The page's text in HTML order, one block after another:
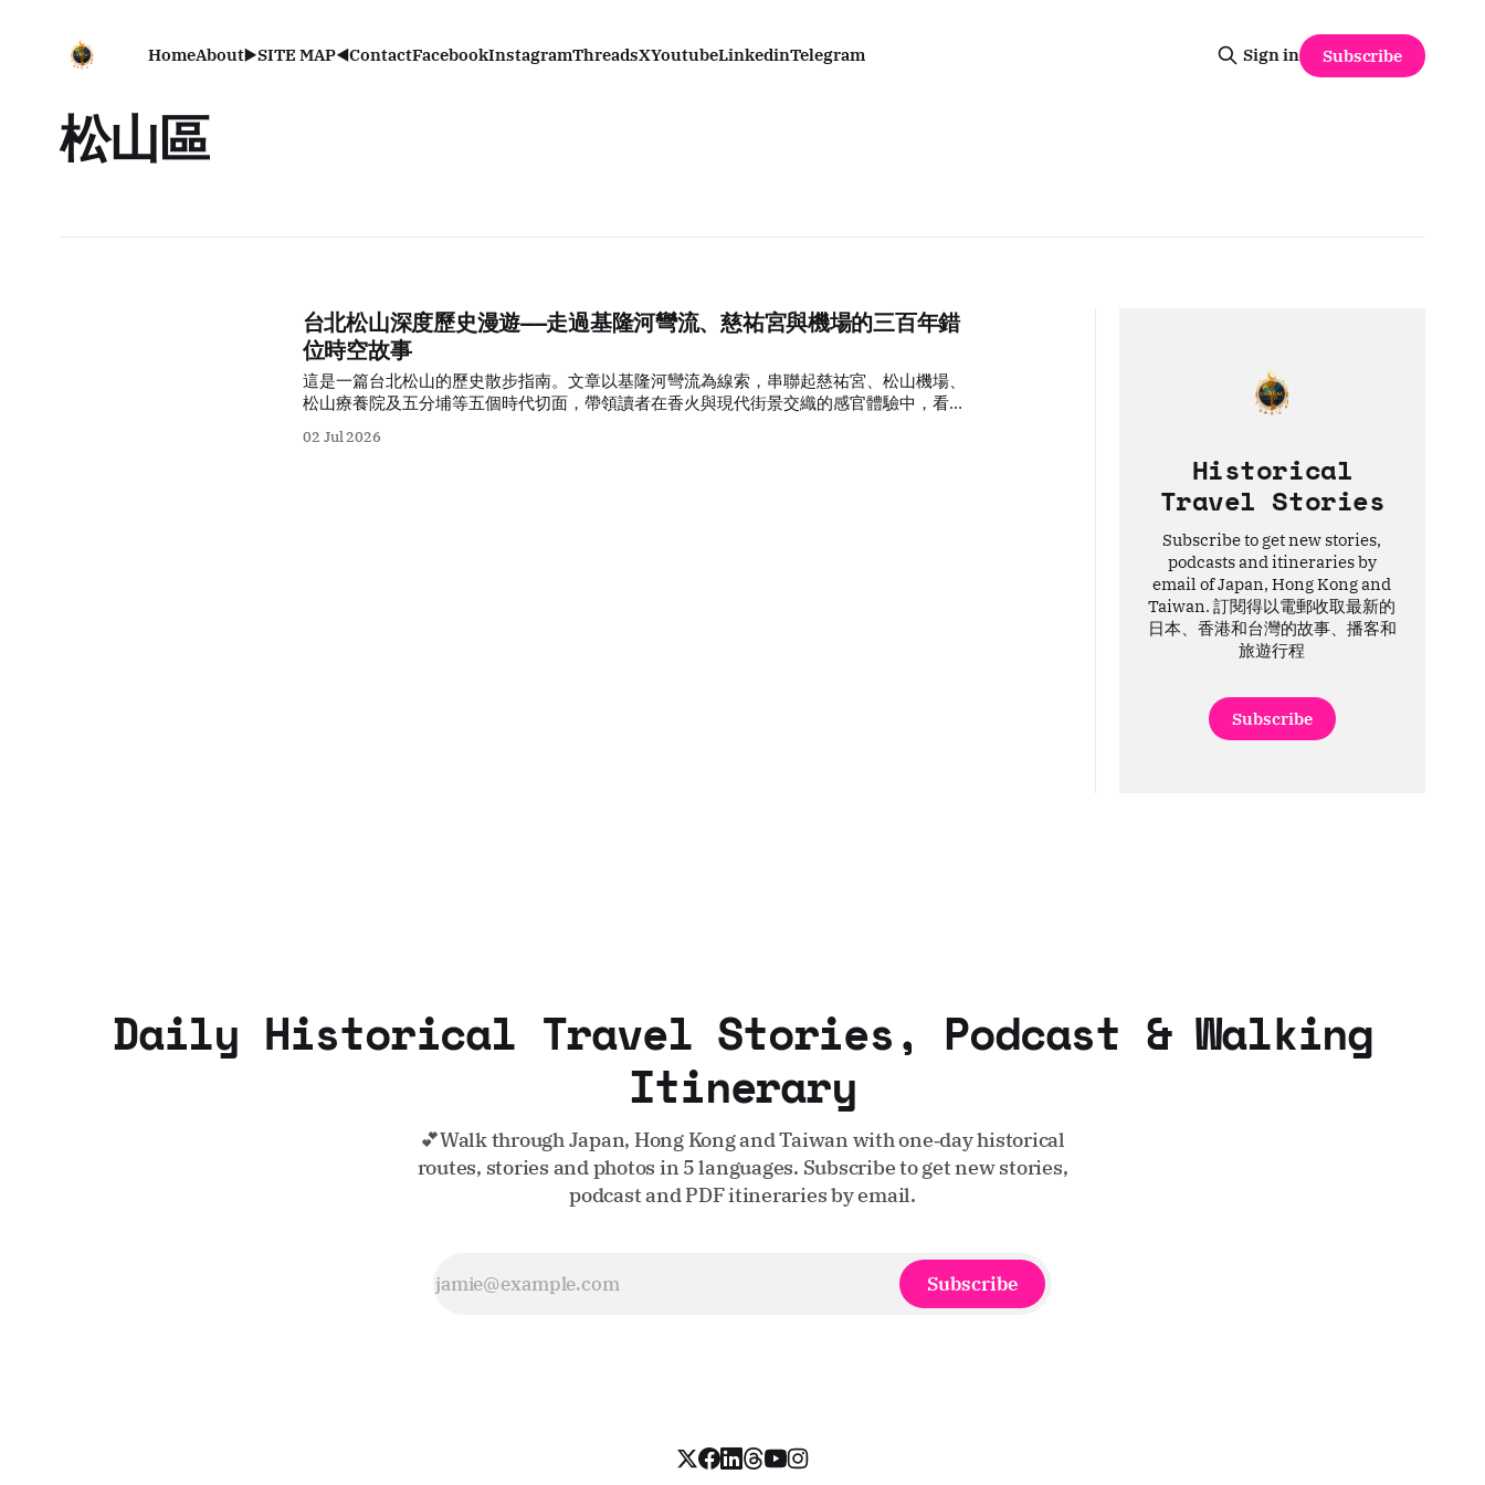
HomeAbout▶️SITE MAP◀️ContactFacebookInstagramThreadsXYoutubeLinkedinTelegram Sign in Subscribe
松山區
台北松山深度歷史漫遊——走過基隆河彎流、慈祐宮與機場的三百年錯
位時空故事
這是一篇台北松山的歷史散步指南。文章以基隆河彎流為線索，串聯起慈祐宮、松山機場、
松山療養院及五分埔等五個時代切面，帶領讀者在香火與現代街景交織的感官體驗中，看見
02 Jul 2026
Historical
Travel Stories
Subscribe to get new stories,
podcasts and itineraries by
email of Japan, Hong Kong and
Taiwan. 訂閱得以電郵收取最新的
日本、香港和台灣的故事、播客和
旅遊行程
Subscribe
Daily Historical Travel Stories, Podcast & Walking
Itinerary
💕Walk through Japan, Hong Kong and Taiwan with one‑day historical
routes, stories and photos in 5 languages. Subscribe to get new stories,
podcast and PDF itineraries by email.
Subscribe